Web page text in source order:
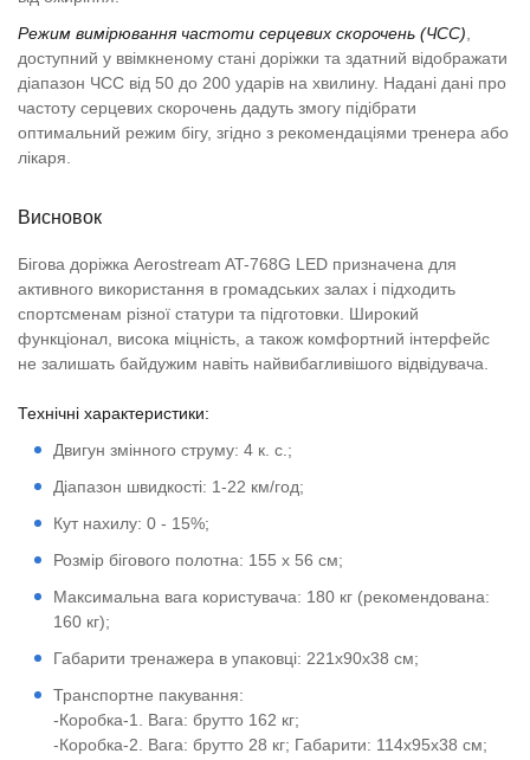
Режим вимірювання частоти серцевих скорочень (ЧСС)
доступний у ввімкненому стані доріжки та здатний відображати
діапазон ЧСС від 50 до 200 ударів на хвилину. Надані дані про
частоту серцевих скорочень дадуть змогу підібрати
оптимальний режим бігу, згідно з рекомендаціями тренера або
лікаря.
Висновок
Бігова доріжка Aerostream AT-768G LED призначена для
активного використання в громадських залах і підходить
спортсменам різної статури та підготовки. Широкий
функціонал, висока міцність, а також комфортний інтерфейс
не залишать байдужим навіть найвибагливішого відвідувача.
Технічні характеристики:
Двигун змінного струму: 4 к. с.;
Діапазон швидкості: 1-22 км/год;
Кут нахилу: 0 - 15%;
Розмір бігового полотна: 155 х 56 см;
Максимальна вага користувача: 180 кг (рекомендована:
160 кг);
Габарити тренажера в упаковці: 221х90х38 см;
Транспортне пакування:
-Коробка-1. Вага: брутто 162 кг;
-Коробка-2. Вага: брутто 28 кг; Габарити: 114х95х38 см;